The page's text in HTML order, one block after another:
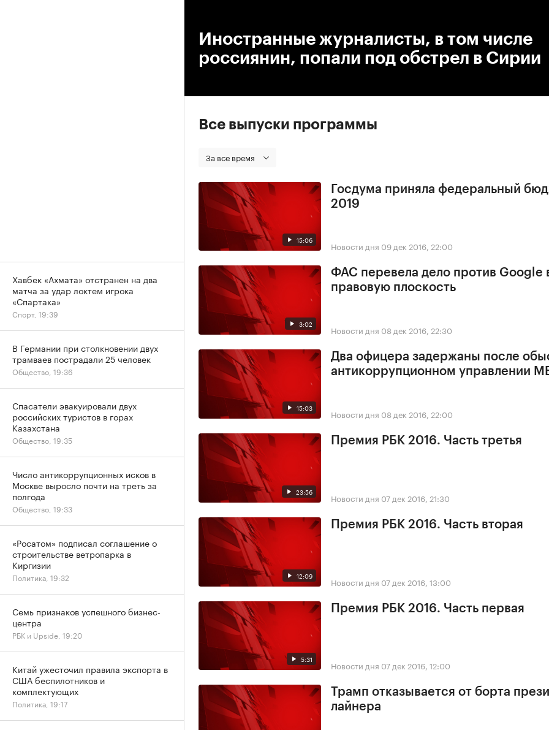
Иностранные журналисты, в том числе
россиянин, попали под обстрел в Сирии
Все выпуски программы
За все время
15:06
Госдума приняла федеральный
2019
Новости дня 09 дек 2016, 22:00
3:02
ФАС перевела дело против Google
правовую плоскость
Новости дня 08 дек 2016, 22:30
15:03
Два офицера задержаны после
антикоррупционном управлении
Новости дня 08 дек 2016, 22:00
23:56
Премия РБК 2016. Часть третья
Новости дня 07 дек 2016, 21:30
12:09
Премия РБК 2016. Часть вторая
Новости дня 07 дек 2016, 13:00
5:31
Премия РБК 2016. Часть первая
Новости дня 07 дек 2016, 12:00
Трамп отказывается от борта
лайнера
Хавбек «Ахмата» отстранен на два
матча за удар локтем игрока
«Спартака»
Спорт, 19:39
В Германии при столкновении двух
трамваев пострадали 25 человек
Общество, 19:36
Спасатели эвакуировали двух
российских туристов в горах
Казахстана
Общество, 19:35
Число антикоррупционных исков в
Москве выросло почти на треть за
полгода
Общество, 19:33
«Росатом» подписал соглашение о
строительстве ветропарка в
Киргизии
Политика, 19:32
Семь признаков успешного бизнес-
центра
РБК и Upside, 19:20
Китай ужесточил правила экспорта в
США беспилотников и
комплектующих
Политика, 19:17